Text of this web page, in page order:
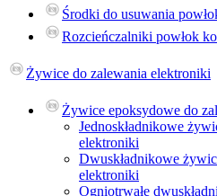
Środki do usuwania
Rozcieńczalniki powłok
Żywice do zalewania elektroniki
Żywice epoksydowe do
Jednoskładnikowe
elektroniki
Dwuskładnikowe
elektroniki
Ogniotrwałe